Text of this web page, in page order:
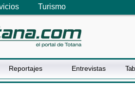
Turismo
Reportajes Entrevistas